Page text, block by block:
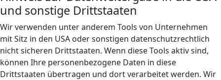
und sonstige Drittstaaten
Wir verwenden unter anderem Tools von Unternehmen
mit Sitz in den USA oder sonstigen datenschutzrechtlich
nicht sicheren Drittstaaten. Wenn diese Tools aktiv sind,
können Ihre personenbezogene Daten in diese
Drittstaaten übertragen und dort verarbeitet werden. Wir